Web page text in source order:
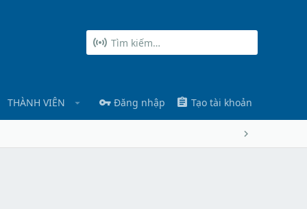
THÀNH VIÊN Đăng nhập Tạo tài khoản